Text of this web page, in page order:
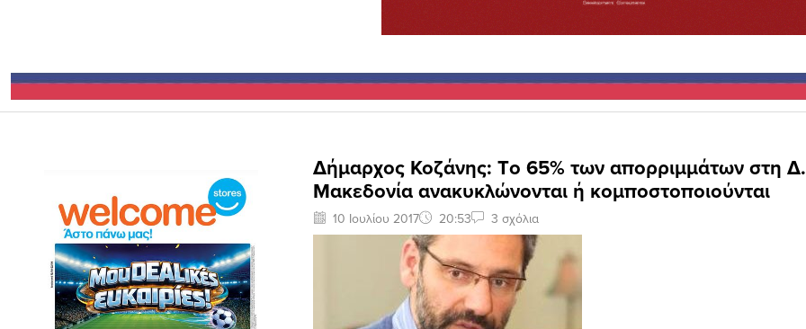
Δήμαρχος Κοζάνης: Tο 65% των απορριμμάτων στη Δ.
Μακεδονία ανακυκλώνονται ή κομποστοποιούνται
10 Ιουλίου 2017 20:53 3 σχόλια